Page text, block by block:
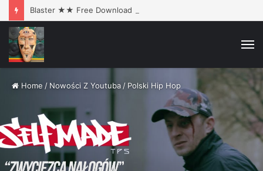
Blaster ★★ Free Download ★★
Home / Nowości Z Youtuba / Polski Hip Hop